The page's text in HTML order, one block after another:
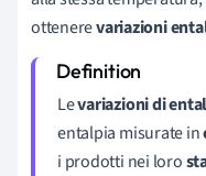
ottenerevariazioni
Levariazioni di
entalpia misurate in
i prodotti nei loro